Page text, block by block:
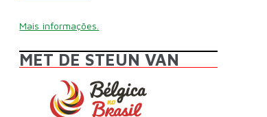
Mais informações.
MET DE STEUN VAN